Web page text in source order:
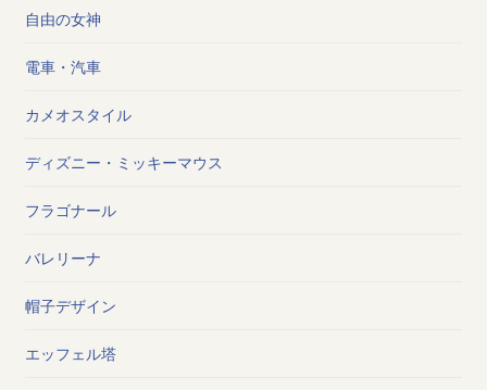
自由の女神
電車・汽車
カメオスタイル
ディズニー・ミッキーマウス
フラゴナール
バレリーナ
帽子デザイン
エッフェル塔